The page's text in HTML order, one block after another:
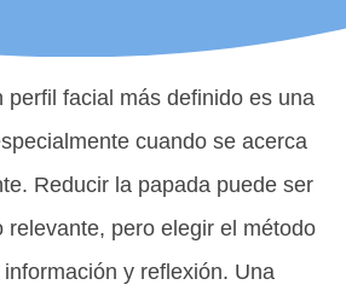
perfil facial más definido es una
cuando se acerca
Reducir la papada puede ser
relevante, pero elegir el método
y reflexión. Una